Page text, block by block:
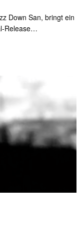
Down San, bringt ein
Release…